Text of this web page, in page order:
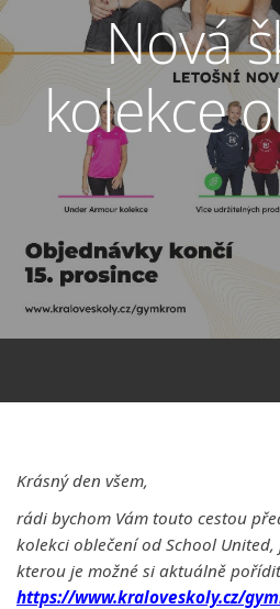
Nová
kolekce
Krásný den všem,
rádi bychom Vám touto cestou
kolekci oblečení od School
kterou je možné si aktuálně
https://www.kraloveskoly.cz/